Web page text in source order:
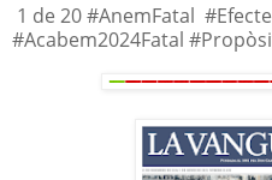
1 de 20 #AnemFatal
#Acabem2024Fatal